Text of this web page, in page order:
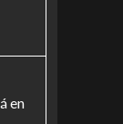
en